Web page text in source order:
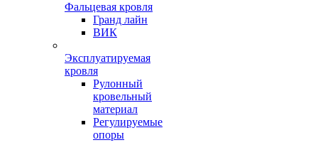
Фальцевая кровля
Гранд лайн
ВИК
Эксплуатируемая
кровля
Рулонный
кровельный
материал
Регулируемые
опоры